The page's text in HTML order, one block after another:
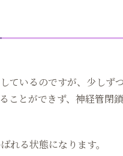
ているのですが、少しず
ことができず、神経管閉
る状態になります。